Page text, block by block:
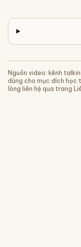
Nguồn video: kênh
dùng cho mục đích học
lòng liên hệ qua trang